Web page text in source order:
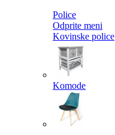
Police
Odprite meni
Kovinske police
Komode